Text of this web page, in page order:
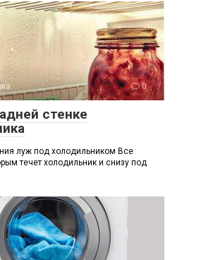
0
стенке
луж под холодильником Все
течет холодильник и снизу под